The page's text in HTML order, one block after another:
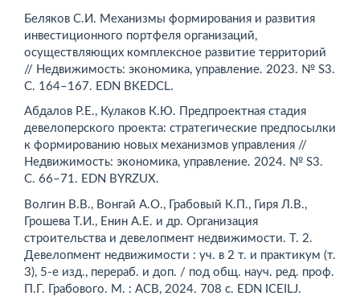
Беляков С.И. Механизмы формирования и развития
инвестиционного портфеля организаций,
осуществляющих комплексное развитие территорий
// Недвижимость: экономика, управление. 2023. № S3.
С. 164–167. EDN BKEDCL.
Абдалов Р.Е., Кулаков К.Ю. Предпроектная стадия
девелоперского проекта: стратегические предпосылки
к формированию новых механизмов управления //
Недвижимость: экономика, управление. 2024. № S3.
С. 66–71. EDN BYRZUX.
Волгин В.В., Вонгай А.О., Грабовый К.П., Гиря Л.В.,
Грошева Т.И., Енин А.Е. и др. Организация
строительства и девелопмент недвижимости. Т. 2.
Девелопмент недвижимости : уч. в 2 т. и практикум (т.
3), 5-е изд., перераб. и доп. / под общ. науч. ред. проф.
П.Г. Грабового. М. : АСВ, 2024. 708 c. EDN ICEILJ.